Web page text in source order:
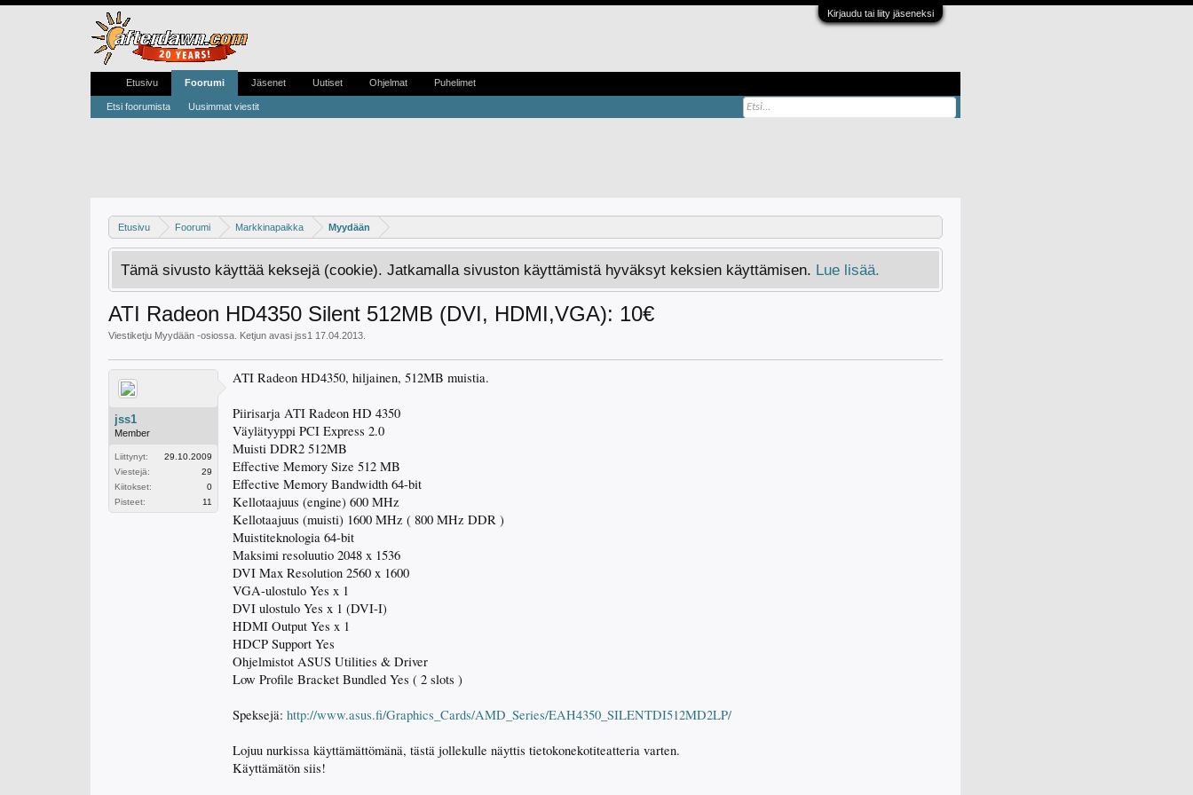
Kirjaudu tai liity jäseneksi
Etusivu Foorumi Markkinapaikka Myydään
Tämä sivusto käyttää keksejä (cookie). Jatkamalla sivuston käyttämistä hyväksyt keksien käyttämisen. Lue lisää.
ATI Radeon HD4350 Silent 512MB (DVI, HDMI,VGA): 10€
Viestiketju Myydään -osiossa. Ketjun avasi jss1 17.04.2013
jss1
Member
Liittynyt:
29.10.2009
Viestejä:
29
Kiitokset:
0
Pisteet:
11
ATI Radeon HD4350, hiljainen, 512MB muistia.
Piirisarja ATI Radeon HD 4350
Väylätyyppi PCI Express 2.0
Muisti DDR2 512MB
Effective Memory Size 512 MB
Effective Memory Bandwidth 64-bit
Kellotaajuus (engine) 600 MHz
Kellotaajuus (muisti) 1600 MHz ( 800 MHz DDR )
Muistiteknologia 64-bit
Maksimi resoluutio 2048 x 1536
DVI Max Resolution 2560 x 1600
VGA-ulostulo Yes x 1
DVI ulostulo Yes x 1 (DVI-I)
HDMI Output Yes x 1
HDCP Support Yes
Ohjelmistot ASUS Utilities & Driver
Low Profile Bracket Bundled Yes ( 2 slots )
Speksejä: http://www.asus.fi/Graphics_Cards/AMD_Series/EAH4350_SILENTDI512MD2LP/
Lojuu nurkissa käyttämättömänä, tästä jollekulle näyttis tietokonekotiteatteria varten.
Käyttämätön siis!
Etusivu Foorumi
Etsi foorumista Uusimmat viestit
Jäsenet Uutiset Ohjelmat Puhelimet